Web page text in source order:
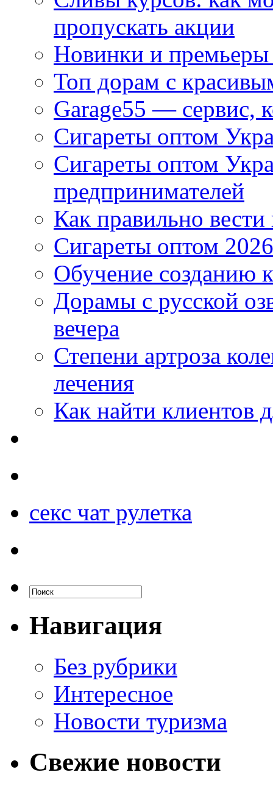
пропускать акции
Новинки и
Топ дорам с
Garage55 — сервис,
Сигареты оптом
Сигареты оптом
предпринимателей
Как правильно
Сигареты оптом
Обучение созданию
Дорамы с русской
вечера
Степени артроза
лечения
Как найти клиентов
секс чат рулетка
Навигация
Без рубрики
Интересное
Новости туризма
Свежие новости